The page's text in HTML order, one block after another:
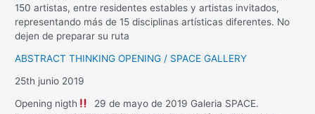
150 artistas, entre residentes estables y artistas invitados,
representando más de 15 disciplinas artísticas diferentes. No
dejen de preparar su ruta
ABSTRACT THINKING OPENING / SPACE GALLERY
25th junio 2019
Opening nigth
29 de mayo de 2019 Galeria SPACE.